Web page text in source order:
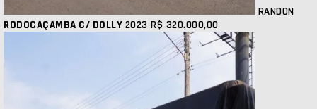
RANDON
RODOCAÇAMBA C/ DOLLY 2023 R$ 320.000,00